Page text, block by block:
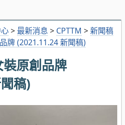
> 最新消息 > CPTTM >新聞稿
牌 (2021.11.24 新聞稿)
原創品牌
稿)